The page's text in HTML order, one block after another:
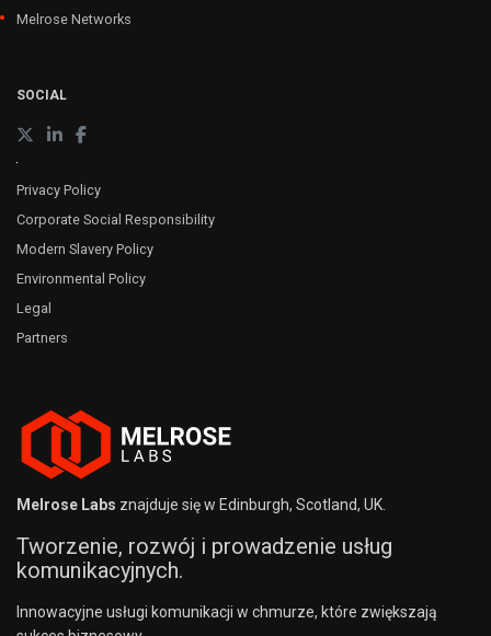
Melrose Networks
SOCIAL
Privacy Policy
Corporate Social Responsibility
Modern Slavery Policy
Environmental Policy
Legal
Partners
Melrose Labs znajduje się w Edinburgh, Scotland, UK.
Tworzenie, rozwój i prowadzenie usług
komunikacyjnych.
Innowacyjne usługi komunikacji w chmurze, które zwiększają